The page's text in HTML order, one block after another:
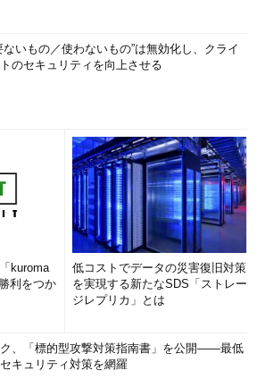
ないもの／使わないもの”は無効化し、クライ
のセキュリティを向上させる
kuroma
利をつか
低コストでデータの災害復旧対策
を実現する新たなSDS「ストレー
ジレプリカ」とは
、「標的型攻撃対策指南書」を公開――最低
キュリティ対策を網羅